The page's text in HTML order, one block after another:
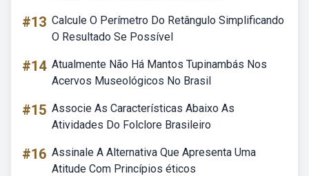
#13 Calcule O Perímetro Do Retângulo Simplificando
O Resultado Se Possível
#14 Atualmente Não Há Mantos Tupinambás Nos
Acervos Museológicos No Brasil
#15 Associe As Características Abaixo As
Atividades Do Folclore Brasileiro
#16 Assinale A Alternativa Que Apresenta Uma
Atitude Com Princípios éticos